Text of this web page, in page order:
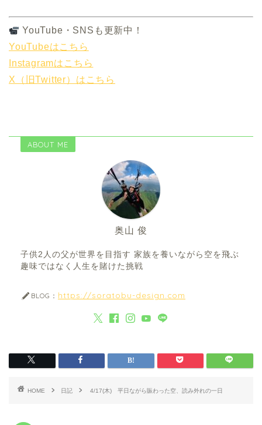
YouTube・SNSも更新中！
YouTubeはこちら
Instagramはこちら
X（旧Twitter）はこちら
ABOUT ME
奥山 俊
子供2人の父が世界を目指す 家族を養いながら空を飛ぶ
趣味ではなく人生を賭けた挑戦
BLOG： https://soratobu-design.com
HOME 日記 4/17(木) 平日ながら賑わった空、読み外れの一日